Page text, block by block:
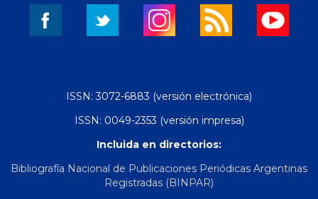
ISSN: 3072-6883 (versión electrónica)
ISSN: 0049-2353 (versión impresa)
Incluida en directorios:
Bibliografía Nacional de Publicaciones Periódicas Argentinas
Registradas (BINPAR)